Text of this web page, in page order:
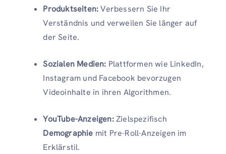
Produktseiten:Verbessern Sie Ihr
Verständnis und verweilen Sie länger auf
der Seite.
Sozialen Medien: Plattformen wie LinkedIn,
Instagram und Facebook bevorzugen
Videoinhalte in ihren Algorithmen.
YouTube-Anzeigen:Zielspezifisch
Demographie mit Pre-Roll-Anzeigen im
Erklärstil.